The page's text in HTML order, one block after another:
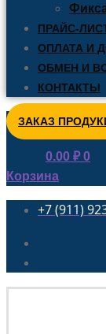
ПРАЙС-
ОПЛАТА И
ОБМЕН И
КОНТАКТЫ
ЗАКАЗ
0.00 ₽ 0
Корзина
+7 (911)